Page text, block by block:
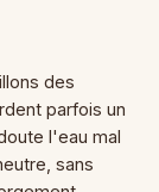
des
parfois un
l'eau mal
sans